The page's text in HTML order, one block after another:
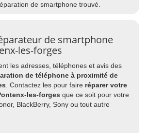
de smartphone trouvé.
de smartphone
les-forges
les adresses, téléphones et avis des
de téléphone à proximité de
. Contactez les pour faire réparer votre
les-forges que ce soit pour votre
BlackBerry, Sony ou tout autre